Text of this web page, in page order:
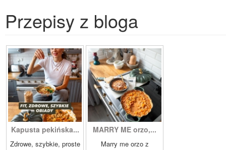
Przepisy z bloga
Kapusta pekińska...
Zdrowe, szybkie, proste
MARRY ME orzo,...
Marry me orzo z